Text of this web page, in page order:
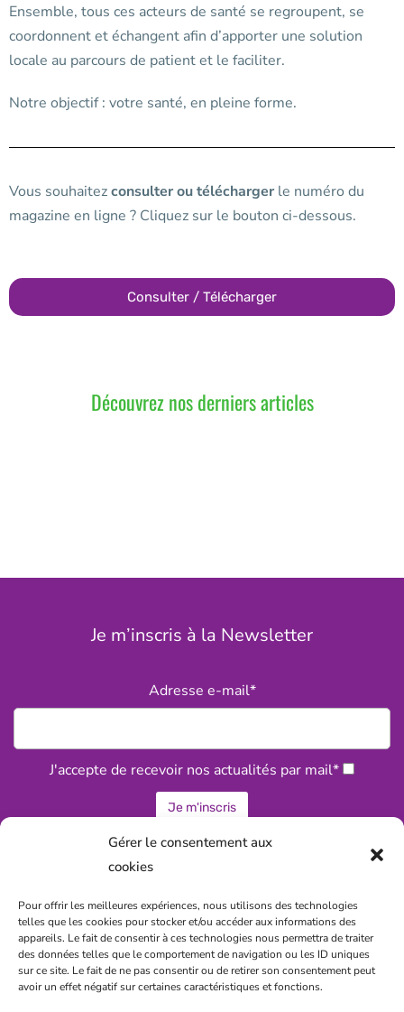
Gérer le consentement aux
cookies
Pour offrir les meilleures expériences, nous utilisons des technologies
telles que les cookies pour stocker et/ou accéder aux informations des
appareils. Le fait de consentir à ces technologies nous permettra de traiter
des données telles que le comportement de navigation ou les ID uniques
sur ce site. Le fait de ne pas consentir ou de retirer son consentement peut
avoir un effet négatif sur certaines caractéristiques et fonctions.
Ensemble, tous ces acteurs de santé se regroupent, se
coordonnent et échangent afin d’apporter une solution
locale au parcours de patient et le faciliter.
Notre objectif : votre santé, en pleine forme.
Vous souhaitezconsulter ou télécharger le numéro du
magazine en ligne ? Cliquez sur le bouton ci-dessous.
Consulter / Télécharger
Découvrez nos derniers articles
Je m’inscris à la Newsletter
Adresse e-mail*
J'accepte de recevoir nos actualités par mail*
Statuts associatifs de la CPTS
Politique de confidentialité
Règlement intérieur